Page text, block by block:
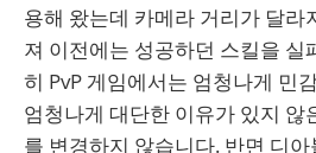
용해 왔는데 카메라 거리가 달라
져 이전에는 성공하던 스킬을 실
히 PvP 게임에서는 엄청나게 민
엄청나게 대단한 이유가 있지 않
를 변경하지 않습니다. 반면 디